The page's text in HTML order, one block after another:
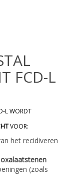
FCD-L
L WORDT
VOOR:
het recidiveren
oxalaatstenen
(zoals